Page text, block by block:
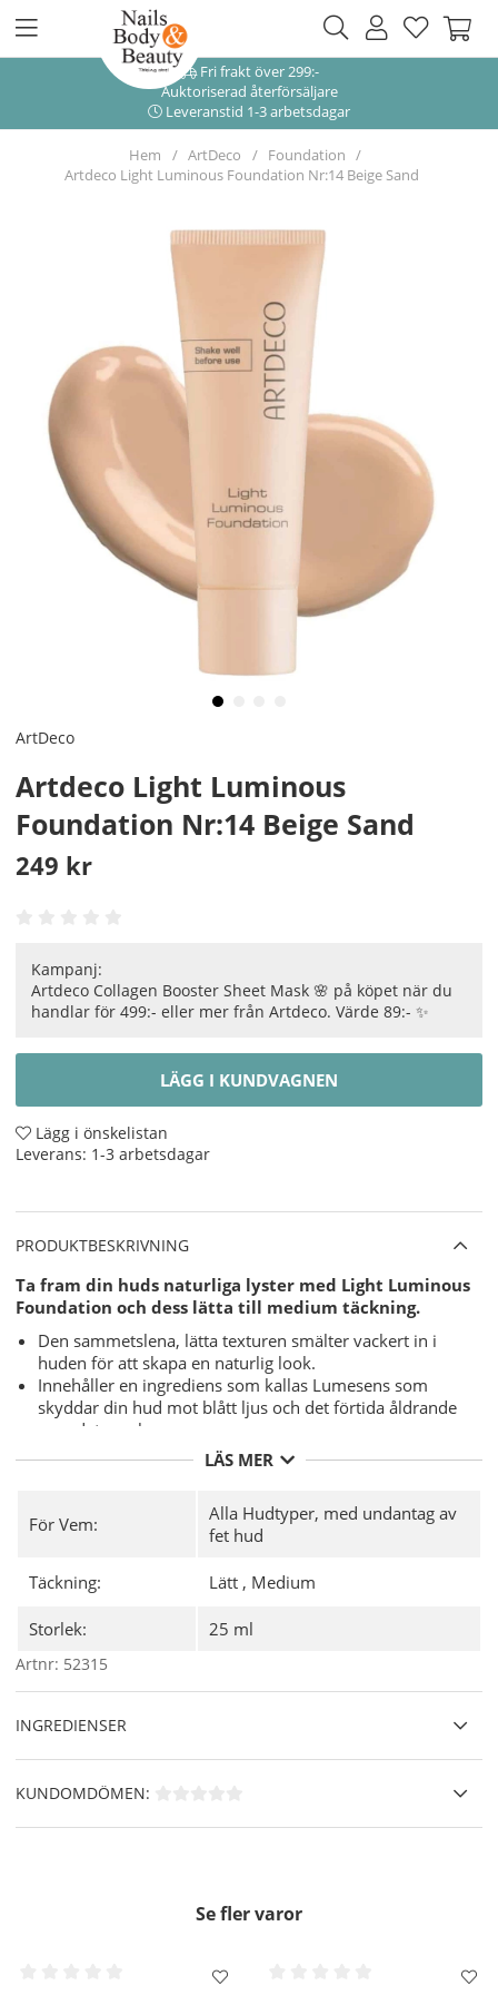
Fri frakt över 299:-
Auktoriserad återförsäljare
Leveranstid 1-3 arbetsdagar
Hem ArtDeco
Foundation
Artdeco Light Luminous Foundation Nr:14 Beige Sand
ArtDeco
Artdeco Light Luminous
Foundation Nr:14 Beige Sand
249 kr
Kampanj:
Artdeco Collagen Booster Sheet Mask 🌸 på köpet när du
handlar för 499:- eller mer från Artdeco. Värde 89:- ✨
LÄGG I KUNDVAGNEN
Lägg i önskelistan
Leverans: 1-3 arbetsdagar
PRODUKTBESKRIVNING
Ta fram din huds naturliga lyster med Light Luminous
Foundation och dess lätta till medium täckning.
Den sammetslena, lätta texturen smälter vackert in i
huden för att skapa en naturlig look.
Innehåller en ingrediens som kallas Lumesens som
skyddar din hud mot blått ljus och det förtida åldrande
som det orsakar.
Utöver att skydda huden mot effekterna av blått ljus
hjälper Lumesens också till att reparera den och kan
Lämplig för känslig hud,men inte lämplig för fet hud.
Användning
- Applicera direkt på huden, antingen med
fingrarna eller en foundationborste och för att bygga upp en
mer täckande finish kan du använda en makeupsvamp.
LÄS MER
För Vem:
Alla Hudtyper, med undantag av
fet hud
Täckning: Lätt , Medium
Storlek: 25 ml
Artnr: 52315
INGREDIENSER
KUNDOMDÖMEN:
Se fler varor